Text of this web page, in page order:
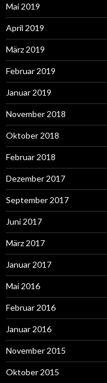
Mai 2019
April 2019
März 2019
Februar 2019
Januar 2019
November 2018
Oktober 2018
Februar 2018
Dezember 2017
September 2017
Juni 2017
März 2017
Januar 2017
Mai 2016
Februar 2016
Januar 2016
November 2015
Oktober 2015